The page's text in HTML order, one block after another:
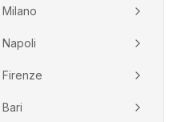
Milano
Napoli
Firenze
Bari